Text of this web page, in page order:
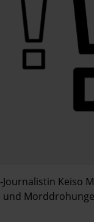
Keiso